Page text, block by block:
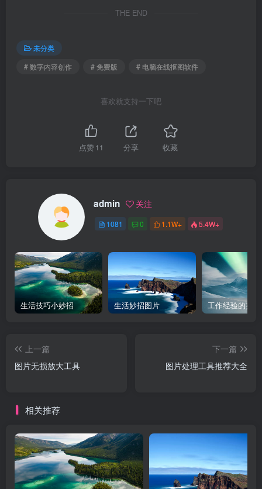
THE END
未分类
# 数字内容创作
# 免费版 # 电脑在线抠图软件
喜欢就支持一下吧
点赞11 分享 收藏
admin 关注
1081 0 1.1W+ 5.4W+
生活技巧小妙招 生活妙招图片 工作经验的英
上一篇
图片无损放大工具
下一篇
图片处理工具推荐大全
相关推荐